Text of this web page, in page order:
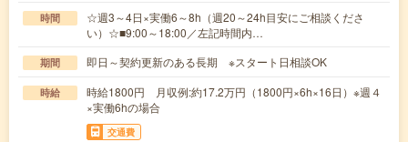
時間
☆週3～4日×実働6～8h（週20～24h目安にご相談くださ
い）☆■9:00～18:00／左記時間内…
期間 即日～契約更新のある長期 ※スタート日相談OK
時給
時給1800円 月収例:約17.2万円（1800円×6h×16日）※週４
×実働6hの場合
交通費